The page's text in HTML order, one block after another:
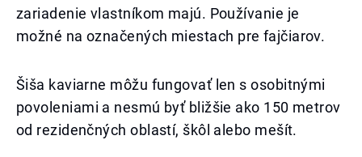
zariadenie vlastníkom majú. Používanie je
možné na označených miestach pre fajčiarov.
Šiša kaviarne môžu fungovať len s osobitnými
povoleniami a nesmú byť bližšie ako 150 metrov
od rezidenčných oblastí, škôl alebo mešít.